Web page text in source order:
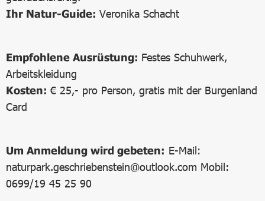
Ihr Natur-Guide: Veronika Schacht
Empfohlene Ausrüstung: Festes Schuhwerk,
Arbeitskleidung
Kosten:€ 25,- pro Person, gratis mit der Burgenland
Card
Um Anmeldung wird gebeten: E-Mail:
naturpark.geschriebenstein@outlook.com Mobil:
0699/19 45 25 90